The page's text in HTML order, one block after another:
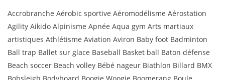
Accrobranche Aérobic sportive Aéromodélisme Aérostation
Agility Aikido Alpinisme Apnée Aqua gym Arts martiaux
artistiques Athlétisme Aviation Aviron Baby foot Badminton
Ball trap Ballet sur glace Baseball Basket ball Baton défense
Beach soccer Beach volley Bébé nageur Biathlon Billard BMX